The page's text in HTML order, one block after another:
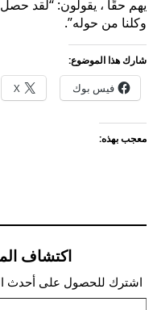
يهم حقًا ، يقولون: “لقد
وكلنا من حوله”.
شارك هذا الموضوع:
فيس بوك X
معجب بهذه:
اكتشاف
اشترك للحصول على أحدث
كتابة بريدك الإلكتروني...